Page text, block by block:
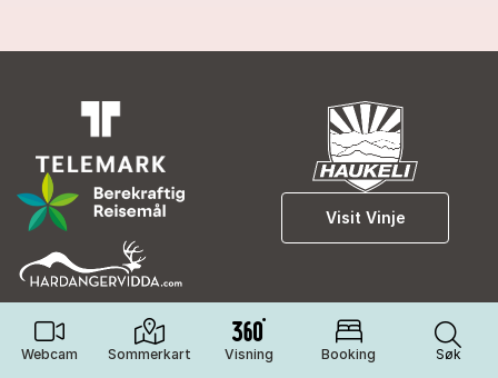
Webcam Sommerkart Visning Booking Søk
Visit Vinje